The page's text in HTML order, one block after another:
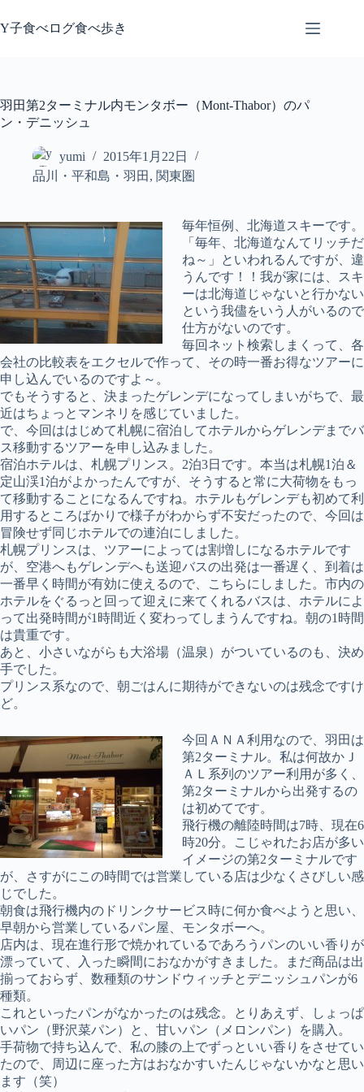
ン
ス
キ
Y子食べログ食べ歩き
羽田第2ターミナル内モンタボー（Mont-Thabor）のパ
ン・デニッシュ
yumi
2015年1月22日
品川・平和島・羽田 , 関東圏
毎年恒例、北海道スキーです。
「毎年、北海道なんてリッチだ
ね～」といわれるんですが、違
うんです！！我が家には、スキ
ーは北海道じゃないと行かない
という我儘をいう人がいるので
仕方がないのです。
毎回ネット検索しまくって、各
会社の比較表をエクセルで作って、その時一番お得なツアーに
申し込んでいるのですよ～。
でもそうすると、決まったゲレンデになってしまいがちで、最
近はちょっとマンネリを感じていました。
で、今回ははじめて札幌に宿泊してホテルからゲレンデまでバ
ス移動するツアーを申し込みました。
宿泊ホテルは、札幌プリンス。2泊3日です。本当は札幌1泊＆
定山渓1泊がよかったんですが、そうすると常に大荷物をもっ
て移動することになるんですね。ホテルもゲレンデも初めて利
用するところばかりで様子がわからず不安だったので、今回は
冒険せず同じホテルでの連泊にしました。
札幌プリンスは、ツアーによっては割増しになるホテルです
が、空港へもゲレンデへも送迎バスの出発は一番遅く、到着は
一番早く時間が有効に使えるので、こちらにしました。市内の
ホテルをぐるっと回って迎えに来てくれるバスは、ホテルによ
って出発時間が1時間近く変わってしまうんですね。朝の1時間
は貴重です。
あと、小さいながらも大浴場（温泉）がついているのも、決め
手でした。
プリンス系なので、朝ごはんに期待ができないのは残念ですけ
ど。
今回ＡＮＡ利用なので、羽田は
第2ターミナル。私は何故かＪ
ＡＬ系列のツアー利用が多く、
第2ターミナルから出発するの
は初めてです。
飛行機の離陸時間は7時、現在6
時20分。こじゃれたお店が多い
イメージの第2ターミナルです
が、さすがにこの時間では営業している店は少なくさびしい感
じでした。
朝食は飛行機内のドリンクサービス時に何か食べようと思い、
早朝から営業しているパン屋、モンタボーへ。
店内は、現在進行形で焼かれているであろうパンのいい香りが
漂っていて、入った瞬間におなかがすきました。まだ商品は出
揃っておらず、数種類のサンドウィッチとデニッシュパンが6
種類。
これといったパンがなかったのは残念。とりあえず、しょっぱ
いパン（野沢菜パン）と、甘いパン（メロンパン）を購入。
手荷物で持ち込んで、私の膝の上でずっといい香りをさせてい
たので、周辺に座った方はおなかすいたんじゃないかなと思い
ます（笑）